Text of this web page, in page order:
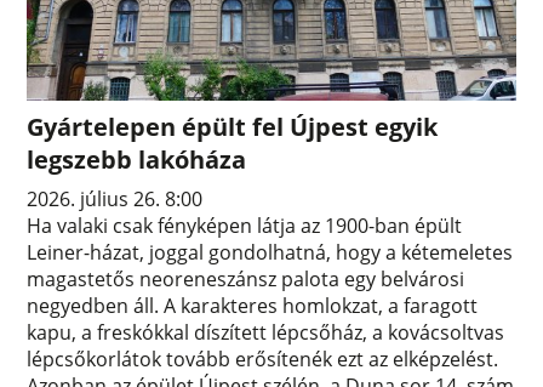
Gyártelepen épült fel Újpest egyik
legszebb lakóháza
2026. július 26. 8:00
Ha valaki csak fényképen látja az 1900-ban épült
Leiner-házat, joggal gondolhatná, hogy a kétemeletes
magastetős neoreneszánsz palota egy belvárosi
negyedben áll. A karakteres homlokzat, a faragott
kapu, a freskókkal díszített lépcsőház, a kovácsoltvas
lépcsőkorlátok tovább erősítenék ezt az elképzelést.